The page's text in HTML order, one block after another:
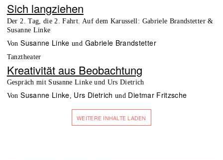
Sich langziehen
Der 2. Tag, die 2. Fahrt. Auf dem Karussell: Gabriele Brandstetter &
Susanne Linke
von Susanne Linke und Gabriele Brandstetter
Tanztheater
Kreativität aus Beobachtung
Gespräch mit Susanne Linke und Urs Dietrich
von Susanne Linke, Urs Dietrich und Dietmar Fritzsche
WEITERE INHALTE LADEN